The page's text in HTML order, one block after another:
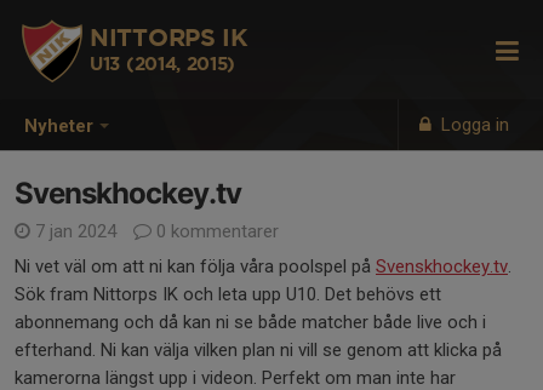
Nyheter Logga in
NITTORPS IK
U13 (2014, 2015)
Svenskhockey.tv
7 jan 2024
0 kommentarer
Ni vet väl om att ni kan följa våra poolspel på Svenskhockey.tv.
Sök fram Nittorps IK och leta upp U10. Det behövs ett
abonnemang och då kan ni se både matcher både live och i
efterhand. Ni kan välja vilken plan ni vill se genom att klicka på
kamerorna längst upp i videon. Perfekt om man inte har